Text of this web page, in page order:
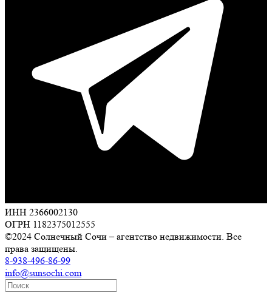
ИНН 2366002130
ОГРН 1182375012555
©2024 Солнечный Сочи – агентство недвижимости. Все
права защищены.
8-938-496-86-99
info@sunsochi.com